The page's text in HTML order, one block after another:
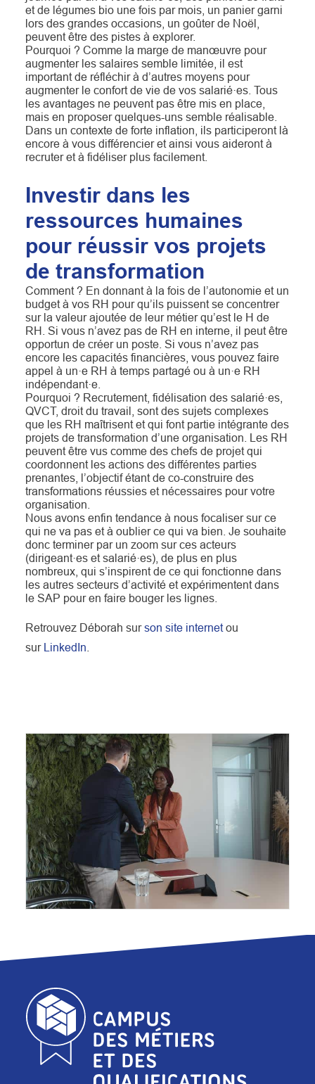
et de légumes bio une fois par mois, un panier garni
lors des grandes occasions, un goûter de Noël,
peuvent être des pistes à explorer.
Pourquoi ? Comme la marge de manœuvre pour
augmenter les salaires semble limitée, il est
important de réfléchir à d’autres moyens pour
augmenter le confort de vie de vos salarié·es. Tous
les avantages ne peuvent pas être mis en place,
mais en proposer quelques-uns semble réalisable.
Dans un contexte de forte inflation, ils participeront là
encore à vous différencier et ainsi vous aideront à
recruter et à fidéliser plus facilement.
Investir dans les
ressources humaines
pour réussir vos projets
de transformation
Comment ? En donnant à la fois de l’autonomie et un
budget à vos RH pour qu’ils puissent se concentrer
sur la valeur ajoutée de leur métier qu’est le H de
RH. Si vous n’avez pas de RH en interne, il peut être
opportun de créer un poste. Si vous n’avez pas
encore les capacités financières, vous pouvez faire
appel à un·e RH à temps partagé ou à un·e RH
indépendant·e.
Pourquoi ? Recrutement, fidélisation des salarié·es,
QVCT, droit du travail, sont des sujets complexes
que les RH maîtrisent et qui font partie intégrante des
projets de transformation d’une organisation. Les RH
peuvent être vus comme des chefs de projet qui
coordonnent les actions des différentes parties
prenantes, l’objectif étant de co-construire des
transformations réussies et nécessaires pour votre
organisation.
Nous avons enfin tendance à nous focaliser sur ce
qui ne va pas et à oublier ce qui va bien. Je souhaite
donc terminer par un zoom sur ces acteurs
(dirigeant·es et salarié·es), de plus en plus
nombreux, qui s’inspirent de ce qui fonctionne dans
les autres secteurs d’activité et expérimentent dans
le SAP pour en faire bouger les lignes.
Retrouvez Déborah surson site internetou
sur LinkedIn